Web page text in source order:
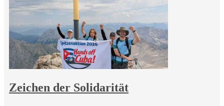
Zeichen der Solidarität